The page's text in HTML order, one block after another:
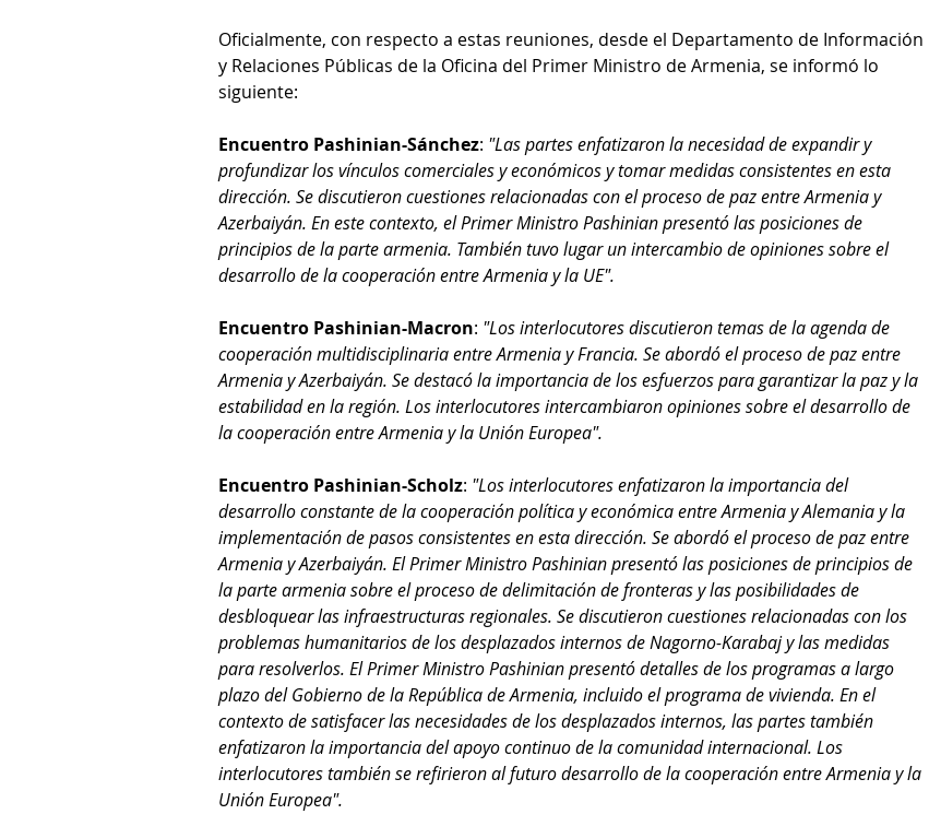
Oficialmente, con respecto a estas reuniones, desde el Departamento de Información
y Relaciones Públicas de la Oficina del Primer Ministro de Armenia, se informó lo
siguiente:
Encuentro Pashinian-Sánchez: "Las partes enfatizaron la necesidad de expandir y
profundizar los vínculos comerciales y económicos y tomar medidas consistentes en esta
dirección. Se discutieron cuestiones relacionadas con el proceso de paz entre Armenia y
Azerbaiyán. En este contexto, el Primer Ministro Pashinian presentó las posiciones de
principios de la parte armenia. También tuvo lugar un intercambio de opiniones sobre el
desarrollo de la cooperación entre Armenia y la UE".
Encuentro Pashinian-Macron: "Los interlocutores discutieron temas de la agenda de
cooperación multidisciplinaria entre Armenia y Francia. Se abordó el proceso de paz entre
Armenia y Azerbaiyán. Se destacó la importancia de los esfuerzos para garantizar la paz y la
estabilidad en la región. Los interlocutores intercambiaron opiniones sobre el desarrollo de
la cooperación entre Armenia y la Unión Europea".
Encuentro Pashinian-Scholz: "Los interlocutores enfatizaron la importancia del
desarrollo constante de la cooperación política y económica entre Armenia y Alemania y la
implementación de pasos consistentes en esta dirección. Se abordó el proceso de paz entre
Armenia y Azerbaiyán. El Primer Ministro Pashinian presentó las posiciones de principios de
la parte armenia sobre el proceso de delimitación de fronteras y las posibilidades de
desbloquear las infraestructuras regionales. Se discutieron cuestiones relacionadas con los
problemas humanitarios de los desplazados internos de Nagorno-Karabaj y las medidas
para resolverlos. El Primer Ministro Pashinian presentó detalles de los programas a largo
plazo del Gobierno de la República de Armenia, incluido el programa de vivienda. En el
contexto de satisfacer las necesidades de los desplazados internos, las partes también
enfatizaron la importancia del apoyo continuo de la comunidad internacional. Los
interlocutores también se refirieron al futuro desarrollo de la cooperación entre Armenia y la
Unión Europea".